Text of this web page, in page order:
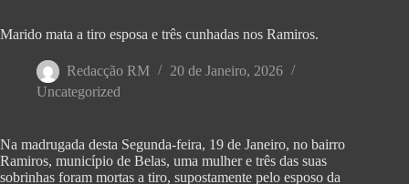
Marido mata a tiro esposa e três cunhadas nos Ramiros.
Redacção RM
20 de Janeiro, 2026
Uncategorized
Na madrugada desta Segunda-feira, 19 de Janeiro, no bairro
Ramiros, município de Belas, uma mulher e três das suas
sobrinhas foram mortas a tiro, supostamente pelo esposo da